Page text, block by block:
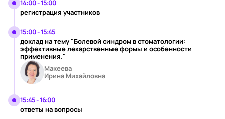
14:00 - 15:00
регистрация участников
15:00 - 15:45
доклад на тему "Болевой синдром в стоматологии:
эффективные лекарственные формы и особенности
применения."
Макеева
Ирина Михайловна
15:45 - 16:00
ответы на вопросы